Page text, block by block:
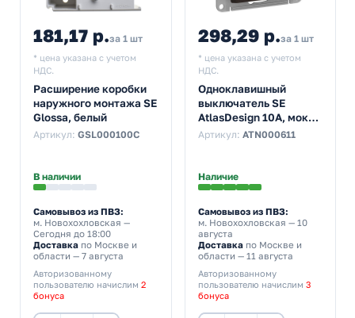
181,17 р.за 1 шт
* цена указана с учетом
НДС.
Расширение коробки
наружного монтажа SE
Glossa, белый
Артикул: GSL000100C
В наличии
Самовывоз из ПВЗ:
м. Новохохловская —
Сегодня до 18:00
Доставка по Москве и
области — 7 августа
Авторизованному
пользователю начислим 2
бонуса
298,29 р.за 1 шт
* цена указана с учетом
НДС.
Одноклавишный
выключатель SE
AtlasDesign 10A, мокко
[уп 10 шт]
Артикул: ATN000611
Наличие
Самовывоз из ПВЗ:
м. Новохохловская — 10
августа
Доставкапо Москве и
области — 11 августа
Авторизованному
пользователю начислим 3
бонуса